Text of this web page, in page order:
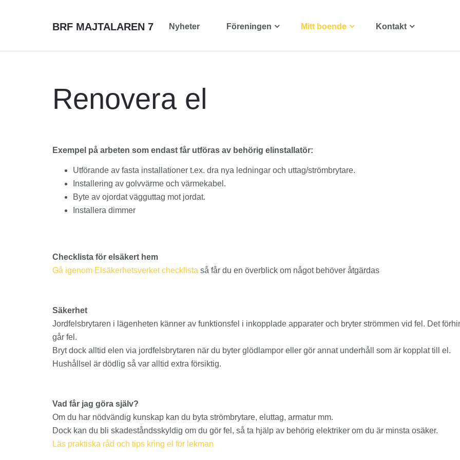
BRF MAJTALAREN 7 Nyheter Föreningen Mitt boende Kontakt
Renovera el
Exempel på arbeten som endast får utföras av behörig elinstallatör:
Utförande av fasta installationer t.ex. dra nya ledningar och uttag/strömbrytare.
Installering av golvvärme och värmekabel.
Byte av ojordat vägguttag mot jordat.
Installera dimmer
Checklista för elsäkert hem
Gå igenom Elsäkerhetsverket checklista så får du en överblick om något behöver åtgärdas
Säkerhet
Jordfelsbrytaren i lägenheten känner av funktionsfel i inkopplade apparater och bryter strömmen vid fel. Det
går fel.
Bryt dock alltid elen via jordfelsbrytaren när du byter glödlampor eller gör annat underhåll som är kopplat till el.
Hushållsel är dödlig så var alltid extra försiktig.
Vad får jag göra själv?
Om du har nödvändig kunskap kan du byta strömbrytare, eluttag, armatur mm.
Dock kan du bli skadeståndsskyldig om du gör fel, så ta hjälp av behörig elektriker om du är minsta osäker.
Läs praktiska råd och tips kring el för lekman